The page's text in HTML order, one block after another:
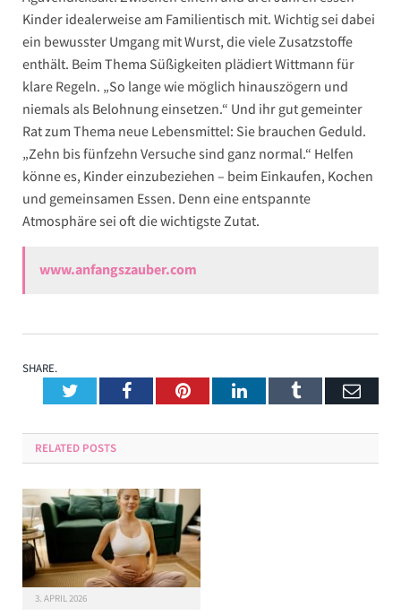
Kinder idealerweise am Familientisch mit. Wichtig sei dabei
ein bewusster Umgang mit Wurst, die viele Zusatzstoffe
enthält. Beim Thema Süßigkeiten plädiert Wittmann für
klare Regeln. „So lange wie möglich hinauszögern und
niemals als Belohnung einsetzen.“ Und ihr gut gemeinter
Rat zum Thema neue Lebensmittel: Sie brauchen Geduld.
„Zehn bis fünfzehn Versuche sind ganz normal.“ Helfen
könne es, Kinder einzubeziehen – beim Einkaufen, Kochen
und gemeinsamen Essen. Denn eine entspannte
Atmosphäre sei oft die wichtigste Zutat.
www.anfangszauber.com
SHARE.
TwitterFacebookPinterestLinkedInTumblr
RELATED POSTS
3. APRIL 2026